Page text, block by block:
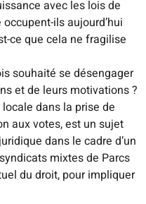
avec les lois de
ils aujourd’hui
ce que cela ne fragilise
souhaité se désengager
et de leurs motivations ?
dans la prise de
aux votes, est un sujet
dans le cadre d’un
mixtes de Parcs
du droit, pour impliquer